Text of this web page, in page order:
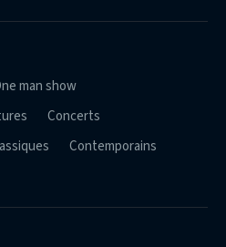
man show
Concerts
Contemporains